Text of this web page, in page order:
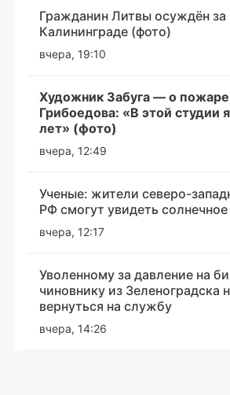
Гражданин Литвы осуждён
Калининграде (фото)
вчера, 19:10
Художник Забуга — о пожаре
Грибоедова: «В этой студии
лет» (фото)
вчера, 12:49
Ученые: жители северо-
РФ смогут увидеть
вчера, 12:17
Уволенному за давление на
чиновнику из Зеленоградска
вернуться на службу
вчера, 14:26